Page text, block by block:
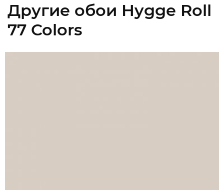
Другие обои Hygge Roll
77 Colors